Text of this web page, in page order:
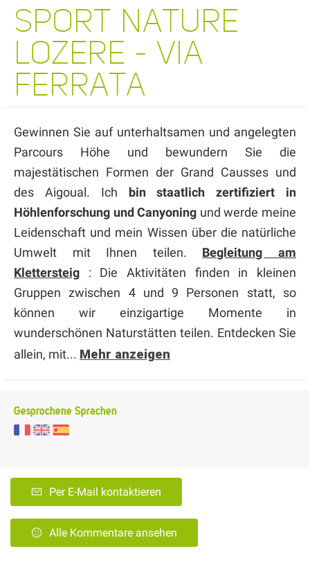
SPORT NATURE
LOZERE - VIA
FERRATA
Gewinnen Sie auf unterhaltsamen und angelegten
Parcours Höhe und bewundern Sie die
majestätischen Formen der Grand Causses und
des Aigoual. Ich bin staatlich zertifiziert in
Höhlenforschung und Canyoning und werde meine
Leidenschaft und mein Wissen über die natürliche
Umwelt mit Ihnen teilen. Begleitung am
Klettersteig : Die Aktivitäten finden in kleinen
Gruppen zwischen 4 und 9 Personen statt, so
können wir einzigartige Momente in
wunderschönen Naturstätten teilen. Entdecken Sie
allein, mit... Mehr anzeigen
Gesprochene Sprachen
Per E-Mail kontaktieren
Alle Kommentare ansehen